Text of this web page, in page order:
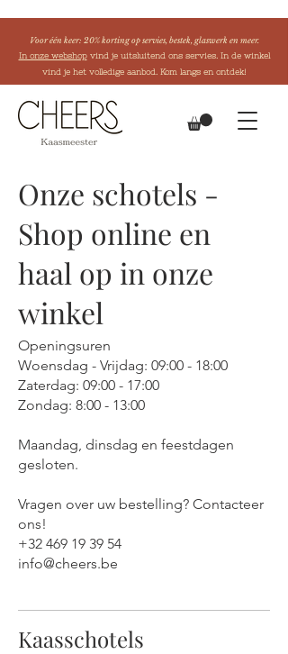
Voor één keer: 20% korting op servies, bestek, glaswerk en meer.
In onze webshopvind je uitsluitend ons servies. In de winkel
vind je het volledige aanbod. Kom langs en ontdek!
Onze schotels -
Shop online en
haal op in onze
winkel
Openingsuren
Woensdag - Vrijdag: 09:00 - 18:00
Zaterdag: 09:00 - 17:00
Zondag: 8:00 - 13:00
Maandag, dinsdag en feestdagen
gesloten.
Vragen over uw bestelling? Contacteer
ons!
+32 469 19 39 54
info@cheers.be
Kaasschotels